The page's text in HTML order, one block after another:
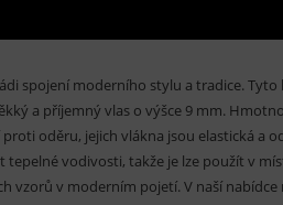
spojení moderního stylu a tradice.
a příjemný vlas o výšce 9 mm.
oděru, jejich vlákna jsou elastická a
vodivosti, takže je lze použít v
vzorů v moderním pojetí. V naší